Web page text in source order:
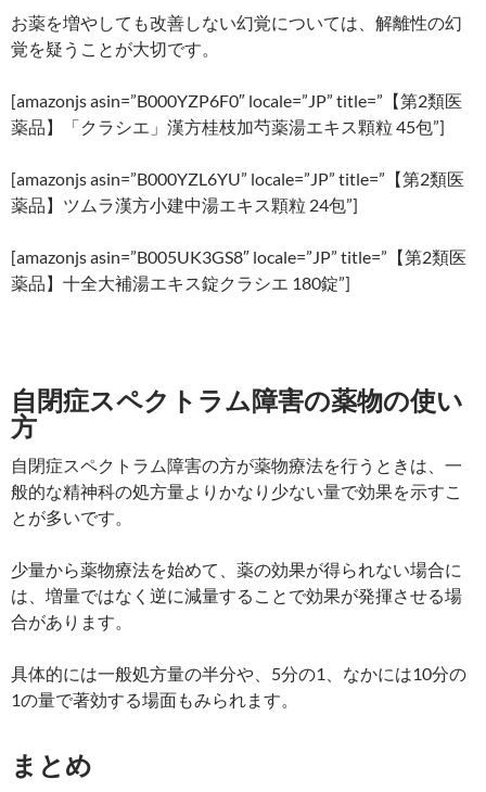
お薬を増やしても改善しない幻覚については、解離性の幻
覚を疑うことが大切です。
[amazonjs asin=”B000YZP6F0″ locale=”JP” title=”【第2類医
薬品】「クラシエ」漢方桂枝加芍薬湯エキス顆粒 45包”]
[amazonjs asin=”B000YZL6YU” locale=”JP” title=”【第2類医
薬品】ツムラ漢方小建中湯エキス顆粒 24包”]
[amazonjs asin=”B005UK3GS8″ locale=”JP” title=”【第2類医
薬品】十全大補湯エキス錠クラシエ 180錠”]
自閉症スペクトラム障害の薬物の使い
方
自閉症スペクトラム障害の方が薬物療法を行うときは、一
般的な精神科の処方量よりかなり少ない量で効果を示すこ
とが多いです。
少量から薬物療法を始めて、薬の効果が得られない場合に
は、増量ではなく逆に減量することで効果が発揮させる場
合があります。
具体的には一般処方量の半分や、5分の1、なかには10分の
1の量で著効する場面もみられます。
まとめ